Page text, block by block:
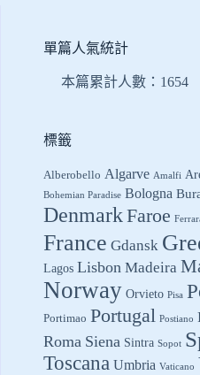
單篇人氣統計
本篇累計人數： 1654
標籤
Alberobello Algarve Amalfi
Bohemian Paradise Bologna
DenmarkFaroe
France Gdansk
Lagos Lisbon Madeira
Norway Orvieto Pisa
Portimao Portugal Postiano
Roma Siena Sintra Sopot
Toscana Umbria Vaticano